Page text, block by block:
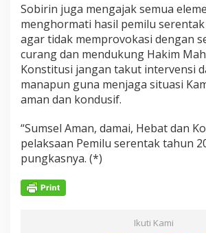
2
4
Sobirin juga mengajak semua
menghormati hasil pemilu
agar tidak memprovokasi dengan
curang dan mendukung Hakim
Konstitusi jangan takut intervensi
manapun guna menjaga situasi
aman dan kondusif.
“Sumsel Aman, damai, Hebat dan
pelaksaan Pemilu serentak tahun
pungkasnya. (*)
Ikuti Kami